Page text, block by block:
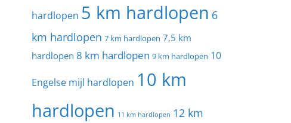
hardlopen 5 km hardlopen 6
km hardlopen 7 km hardlopen 7,5 km
hardlopen 8 km hardlopen 9 km hardlopen 10
Engelse mijl hardlopen 10 km
hardlopen 11 km hardlopen 12 km